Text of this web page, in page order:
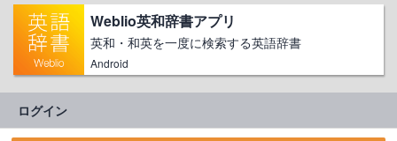
Weblio英和辞書アプリ
英和・和英を一度に検索する英語辞書
Android
ログイン